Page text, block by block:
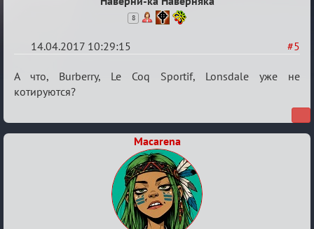
8
#5
14.04.2017 10:29:15
Re:
Околофутбольщики
А что, Burberry, Le Coq Sportif, Lonsdale уже не
котируются?
Macarena